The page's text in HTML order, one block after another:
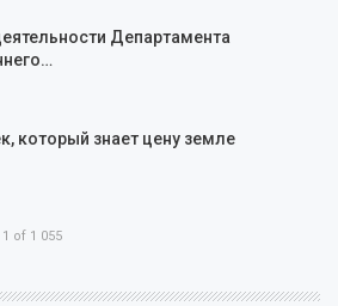
Департамента
который знает цену земле
1 of 1 055